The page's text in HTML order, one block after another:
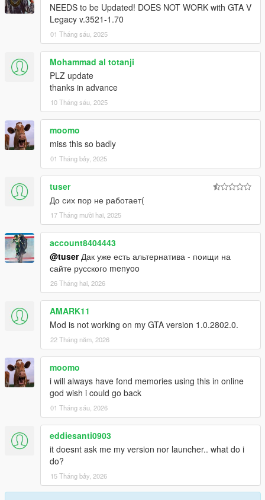
NEEDS to be Updated! DOES NOT WORK with GTA V
Legacy v.3521-1.70
01 Tháng sáu, 2025
Mohammad al totanji
PLZ update
thanks in advance
10 Tháng sáu, 2025
moomo
miss this so badly
01 Tháng bảy, 2025
tuser
До сих пор не работает(
17 Tháng mười hai, 2025
account8404443
@tuserДак уже есть альтернатива - поищи на
сайте русского menyoo
26 Tháng hai, 2026
AMARK11
Mod is not working on my GTA version 1.0.2802.0.
22 Tháng năm, 2026
moomo
i will always have fond memories using this in online
god wish i could go back
01 Tháng sáu, 2026
eddiesanti0903
it doesnt ask me my version nor launcher.. what do i
do?
15 Tháng bảy, 2026